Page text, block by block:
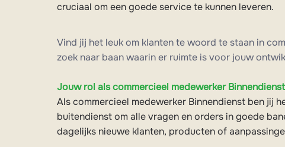
cruciaal om een goede service te kunnen leveren.
Vind jij het leuk om klanten te woord te staan in
zoek naar baan waarin er ruimte is voor jouw
Jouw rol als commercieel medewerker Binnendienst
Als commercieel medewerker Binnendienst ben jij
buitendienst om alle vragen en orders in goede
dagelijks nieuwe klanten, producten of